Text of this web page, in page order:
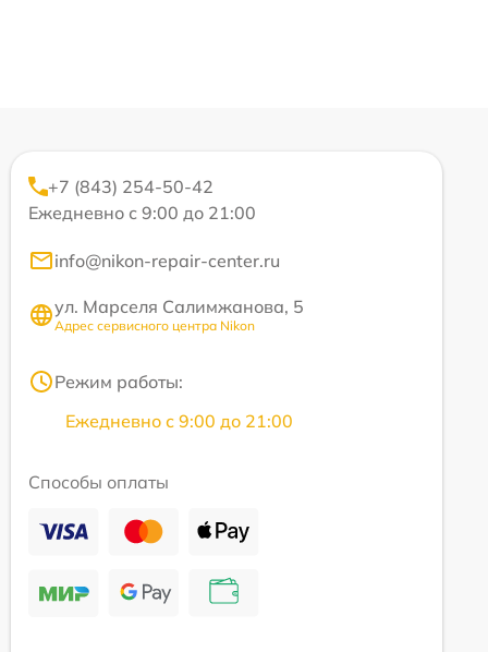
+7 (843) 254-50-42
Ежедневно с 9:00 до 21:00
info@nikon-repair-center.ru
ул. Марселя Салимжанова, 5
Адрес сервисного центра Nikon
Режим работы:
Ежедневно с 9:00 до 21:00
Способы оплаты